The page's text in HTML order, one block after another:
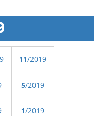
11/2019
5/2019
1/2019